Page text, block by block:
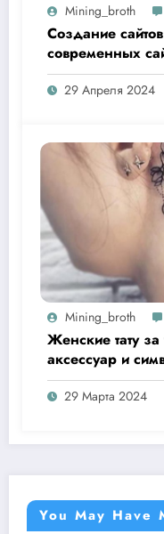
Mining_broth
Создание
современных
качественному
29 Апреля 2024
Mining_broth
Женские тату
аксессуар и
29 Марта 2024
You May Have